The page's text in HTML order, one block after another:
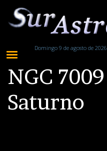
Domingo 9 de agosto de
NGC
Saturno